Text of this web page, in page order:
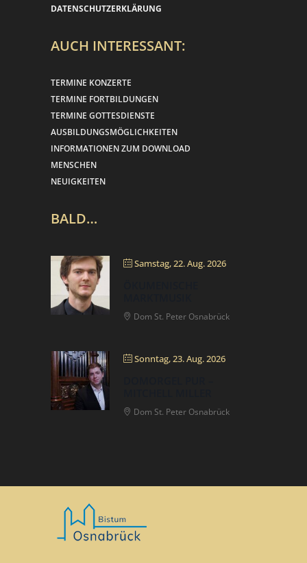
DATENSCHUTZERKLÄRUNG
AUCH INTERESSANT:
TERMINE KONZERTE
TERMINE FORTBILDUNGEN
TERMINE GOTTESDIENSTE
AUSBILDUNGSMÖGLICHKEITEN
INFORMATIONEN ZUM DOWNLOAD
MENSCHEN
NEUIGKEITEN
BALD…
Samstag, 22. Aug. 2026
Dom St. Peter Osnabrück
Sonntag, 23. Aug. 2026
Dom St. Peter Osnabrück